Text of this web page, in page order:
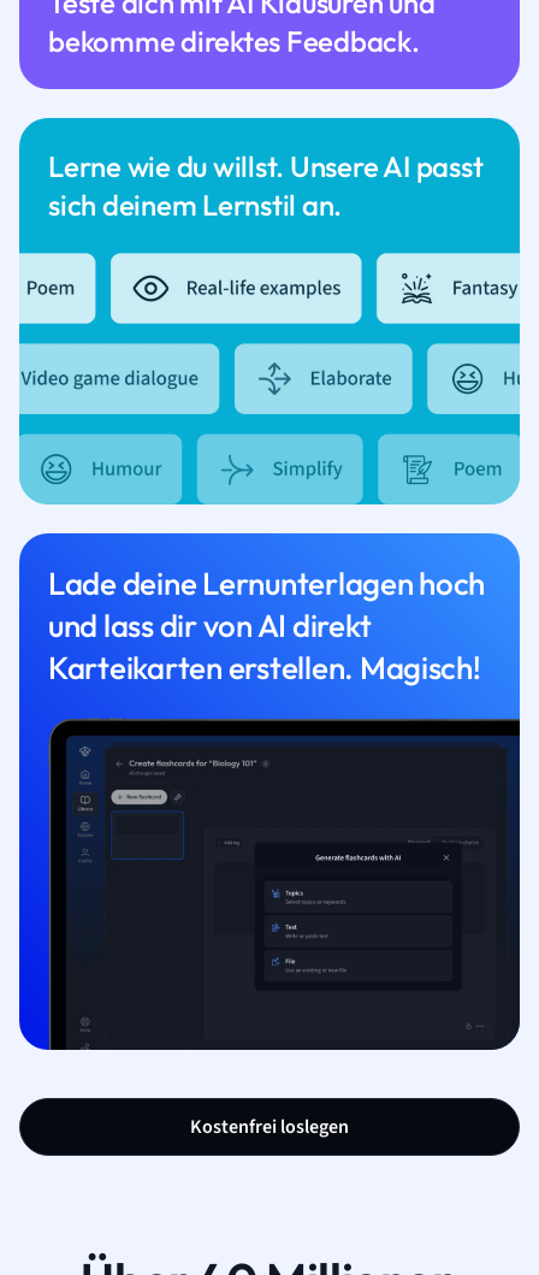
Lerne wie du willst. Unsere AI passt
sich deinem Lernstil an.
bekomme direktes Feedback.
Lade deine Lernunterlagen hoch
und lass dir von AI direkt
Karteikarten erstellen. Magisch!
Kostenfrei loslegen